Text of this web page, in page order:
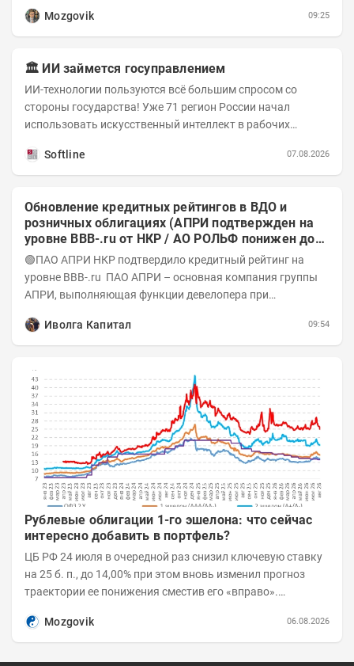
Mozgovik
09:25
🏛️ ИИ займется госуправлением
ИИ-технологии пользуются всё большим спросом со
стороны государства! Уже 71 регион России начал
использовать искусственный интеллект в рабочих
Softline
07.08.2026
Обновление кредитных рейтингов в ВДО и
розничных облигациях (АПРИ подтвержден на
уровне BBB-.ru от НКР / АО РОЛЬФ понижен до
А-(RU) / Элит Строй присвоен на уровне BBB.ru)
🟢ПАО АПРИ НКР подтвердило кредитный рейтинг на
уровне BBB-.ru ПАО АПРИ – основная компания группы
АПРИ, выполняющая функции девелопера при
Иволга Капитал
09:54
Рублевые облигации 1-го эшелона: что сейчас
интересно добавить в портфель?
ЦБ РФ 24 июля в очередной раз снизил ключевую ставку
на 25 б. п., до 14,00% при этом вновь изменил прогноз
траектории ее понижения сместив его «вправо».
Mozgovik
06.08.2026